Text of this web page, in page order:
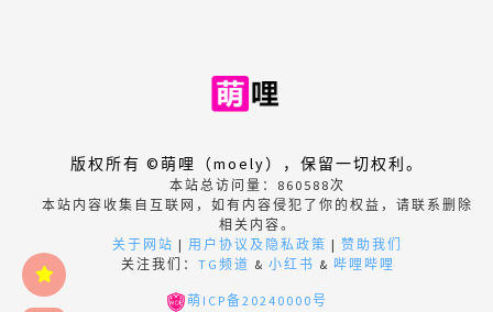
版权所有 ©萌哩（moely），保留一切权利。
本站总访问量： 860588次
本站内容收集自互联网，如有内容侵犯了你的权益，请联系删除
相关内容。
关于网站 | 用户协议及隐私政策 | 赞助我们
关注我们： TG频道 & 小红书 & 哔哩哔哩
萌ICP备20240000号